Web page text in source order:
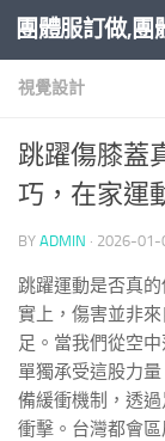
Skip to content
團體服訂做,團
視覺設計
跳躍傷膝蓋
巧，在家運
BY ADMIN · 2026-01-
跳躍運動是否真
實上，傷害並非
足。當我們從空
單獨承受這股力
備緩衝機制，透
衝擊。台灣都會